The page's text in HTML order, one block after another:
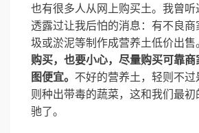
也有很多人从网上购买土。我曾
透露过让我后怕的消息：有不良
圾或淤泥等制作成营养土低价出售
购买，也要小心，尽量购买可靠
图便宜。 不好的营养土，轻则不
则种出带毒的蔬菜，这和我们最
驰了。